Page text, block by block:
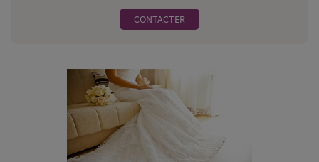
CONTACTER